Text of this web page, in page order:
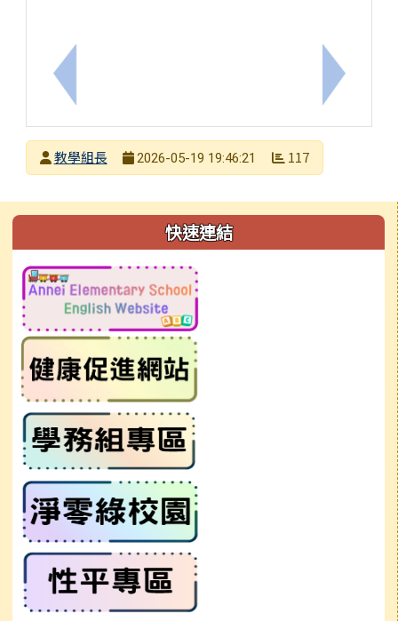
上一筆：轉知體育局與交通局共同辦理「2026一騎i
下一筆：
發布者
教學組長
2026-05-19 19:46:21 117
左邊區域內容 快速連結